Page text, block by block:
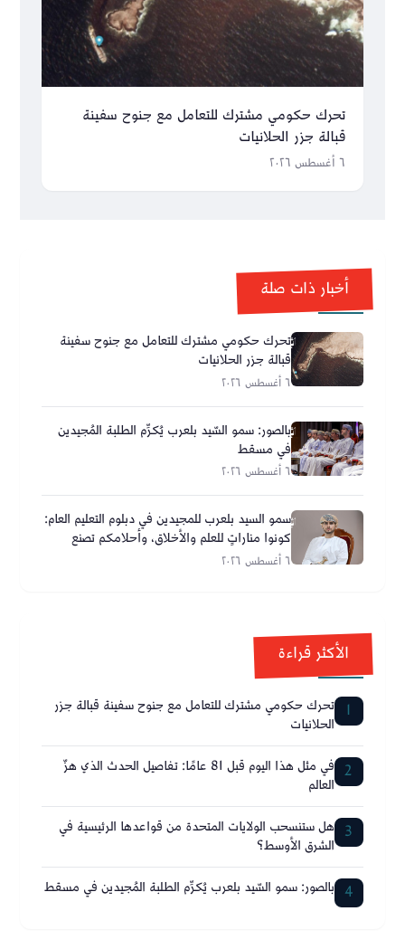
تحرك حكومي مشترك للتعامل مع جنوح سفينة
قبالة جزر الحلانيات
٦ أغسطس ٢٠٢٦
أخبار ذات صلة
تحرك حكومي مشترك للتعامل مع جنوح سفينة
قبالة جزر الحلانيات
٦ أغسطس ٢٠٢٦
بالصور: سمو السّيد بلعرب يُكرِّم الطلبة المُجيدين
في مسقط
٦ أغسطس ٢٠٢٦
سمو السيد بلعرب للمجيدين في دبلوم التعليم العام:
كونوا مناراتٍ للعلم والأخلاق، وأحلامكم تصنع
مستقبل عُمان
٦ أغسطس ٢٠٢٦
الأكثر قراءة
1 تحرك حكومي مشترك للتعامل مع جنوح سفينة قبالة جزر
الحلانيات
2 في مثل هذا اليوم قبل 81 عامًا: تفاصيل الحدث الذي هزّ
العالم
3 هل ستنسحب الولايات المتحدة من قواعدها الرئيسية في
الشرق الأوسط؟
4 بالصور: سمو السّيد بلعرب يُكرِّم الطلبة المُجيدين في مسقط